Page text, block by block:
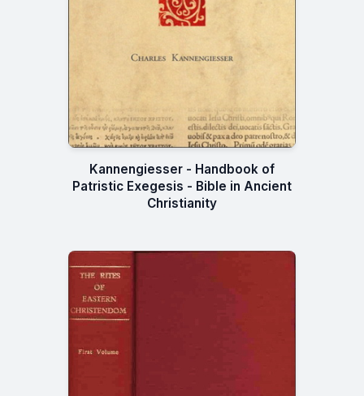
Kannengiesser - Handbook of
Patristic Exegesis - Bible in Ancient
Christianity